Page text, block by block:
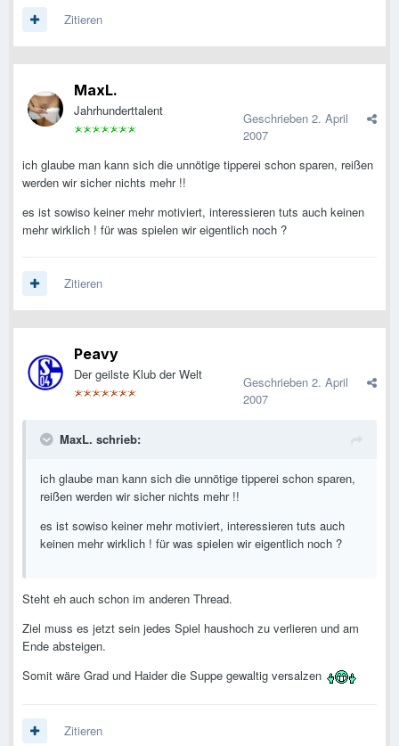
Zitieren
MaxL.
Jahrhunderttalent Geschrieben 2. April
2007
ich glaube man kann sich die unnötige tipperei schon sparen, reißen
werden wir sicher nichts mehr !!
es ist sowiso keiner mehr motiviert, interessieren tuts auch keinen
mehr wirklich ! für was spielen wir eigentlich noch ?
Zitieren
Peavy
Der geilste Klub der Welt Geschrieben 2. April
2007
MaxL. schrieb:
ich glaube man kann sich die unnötige tipperei schon sparen,
reißen werden wir sicher nichts mehr !!
es ist sowiso keiner mehr motiviert, interessieren tuts auch
keinen mehr wirklich ! für was spielen wir eigentlich noch ?
Steht eh auch schon im anderen Thread.
Ziel muss es jetzt sein jedes Spiel haushoch zu verlieren und am
Ende absteigen.
Somit wäre Grad und Haider die Suppe gewaltig versalzen
Zitieren